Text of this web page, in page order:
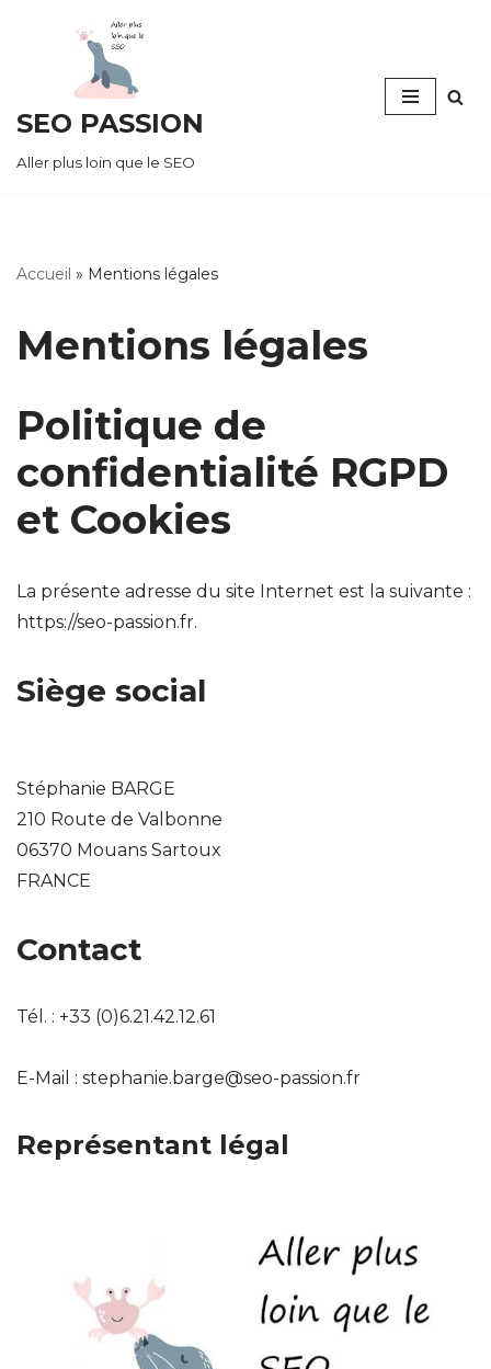
contenu
SEO PASSION
Aller plus loin que le SEO
Accueil » Mentions légales
Mentions légales
Politique de
confidentialité RGPD
et Cookies
La présente adresse du site Internet est la suivante :
https://seo-passion.fr.
Siège social
Stéphanie BARGE
210 Route de Valbonne
06370 Mouans Sartoux
FRANCE
Contact
Tél. : +33 (0)6.21.42.12.61
E-Mail : stephanie.barge@seo-passion.fr
Représentant légal